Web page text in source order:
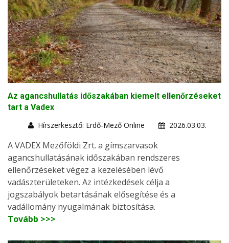
Az agancshullatás időszakában kiemelt ellenőrzéseket
tart a Vadex
Hírszerkesztő: Erdő-Mező Online
2026.03.03.
A VADEX Mezőföldi Zrt. a gímszarvasok
agancshullatásának időszakában rendszeres
ellenőrzéseket végez a kezelésében lévő
vadászterületeken. Az intézkedések célja a
jogszabályok betartásának elősegítése és a
vadállomány nyugalmának biztosítása.
Tovább >>>